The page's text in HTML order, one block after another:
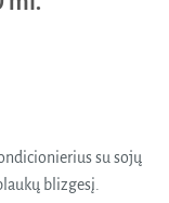
su sojų
blizgesį.